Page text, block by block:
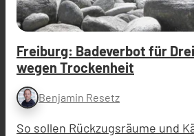
Freiburg: Badeverbot für
wegen Trockenheit
Benjamin Resetz
So sollen Rückzugsräume und